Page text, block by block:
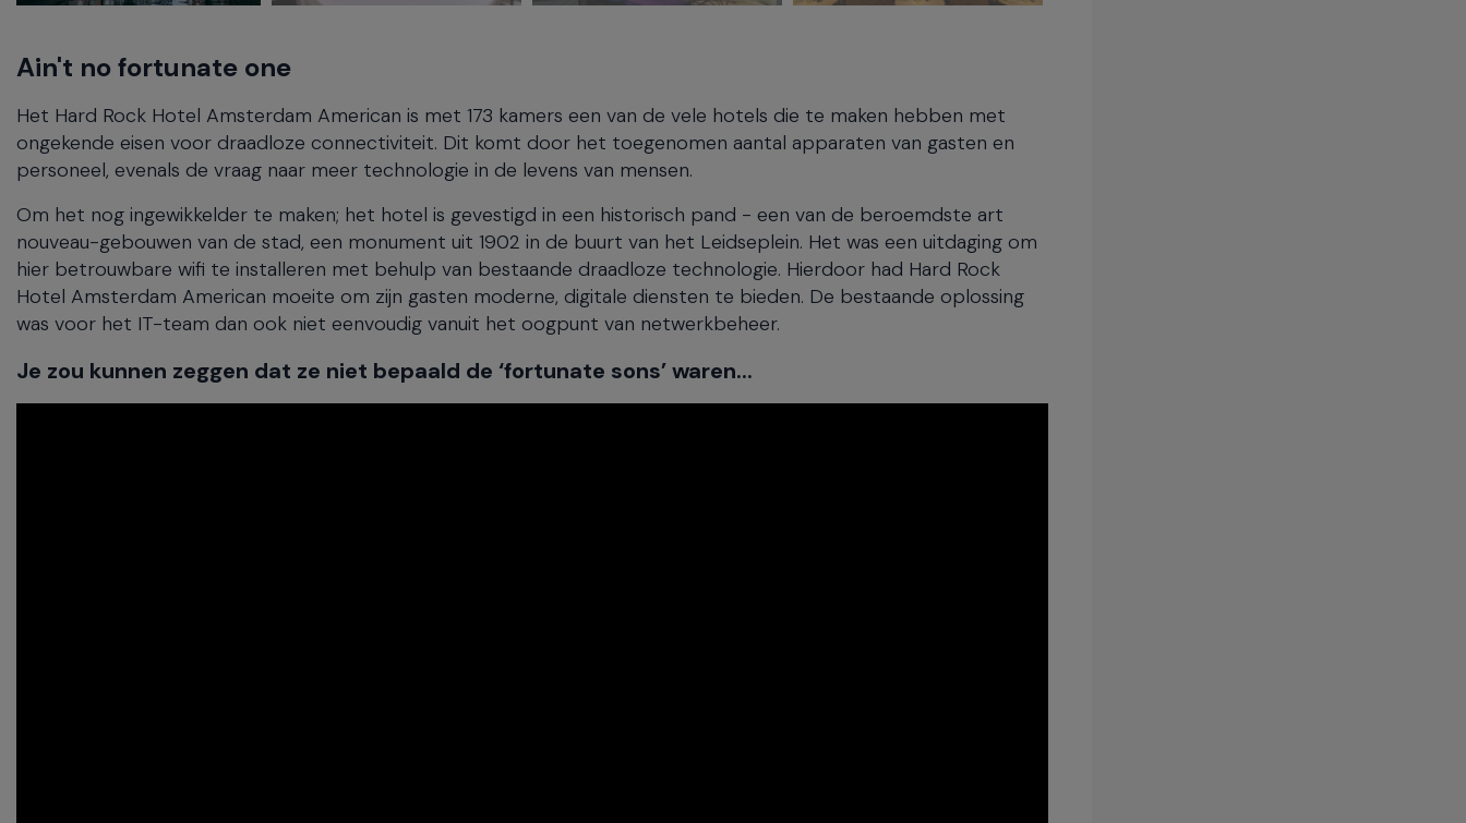
Ain't no fortunate one
Het Hard Rock Hotel Amsterdam American is met 173 kamers een van de vele hotels die te maken hebben met
ongekende eisen voor draadloze connectiviteit. Dit komt door het toegenomen aantal apparaten van gasten en
personeel, evenals de vraag naar meer technologie in de levens van mensen.
Om het nog ingewikkelder te maken; het hotel is gevestigd in een historisch pand - een van de beroemdste art
nouveau-gebouwen van de stad, een monument uit 1902 in de buurt van het Leidseplein. Het was een uitdaging om
hier betrouwbare wifi te installeren met behulp van bestaande draadloze technologie. Hierdoor had Hard Rock
Hotel Amsterdam American moeite om zijn gasten moderne, digitale diensten te bieden. De bestaande oplossing
was voor het IT-team dan ook niet eenvoudig vanuit het oogpunt van netwerkbeheer.
Je zou kunnen zeggen dat ze niet bepaald de ‘fortunate sons’ waren...